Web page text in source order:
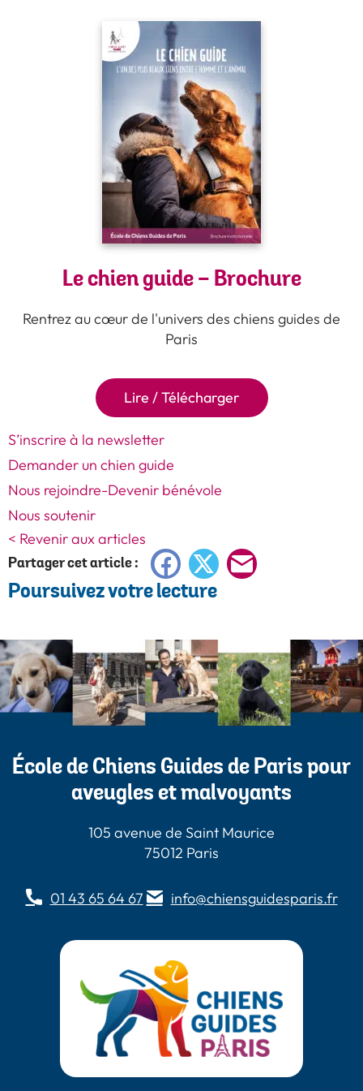
Le chien guide - Brochure
Rentrez au cœur de l'univers des chiens guides de
Paris
Lire / Télécharger
S’inscrire à la newsletter
Demander un chien guide
Nous rejoindre-Devenir bénévole
Nous soutenir
< Revenir aux articles
Partager cet article : Facebook
X
Poursuivez votre lecture
École de Chiens Guides de Paris pour
aveugles et malvoyants
105 avenue de Saint Maurice
75012 Paris
01 43 65 64 67 info@chiensguidesparis.fr